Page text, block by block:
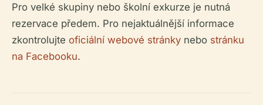
Pro velké skupiny nebo školní exkurze je nutná
rezervace předem. Pro nejaktuálnější informace
zkontrolujte oficiální webové stránky nebo stránku
na Facebooku.